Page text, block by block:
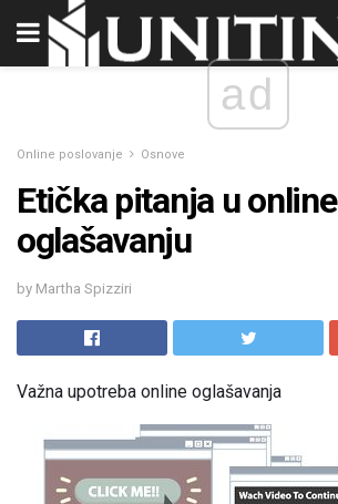
ad
Online poslovanje Osnove
Etička pitanja u online
oglašavanju
by Martha Spizziri
Važna upotreba online oglašavanja